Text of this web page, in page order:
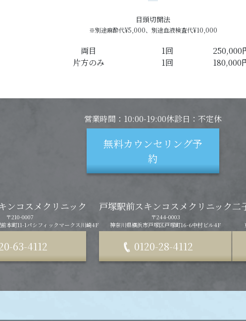
目頭切開法
※別途麻酔代¥5,000、別途血液検査代¥10,000
両目 1回
250,000
片方のみ
1回 180,000
営業時間：10:00-19:00休診日：不定休
無料カウンセリング予
約
ンコスメクリニック
〒210-0007
本町11-1パシフィックマークス川崎4F
63-4112
戸塚駅前スキンコスメクリニック
〒244-0003
神奈川県横浜市戸塚区戸塚町16-6中村ビル4F
0120-28-4112
二